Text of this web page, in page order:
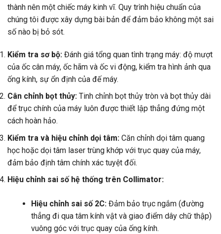
thành nên một chiếc máy kinh vĩ. Quy trình hiệu chuẩn của
chúng tôi được xây dựng bài bản để đảm bảo không một sai
số nào bị bỏ sót.
Kiểm tra sơ bộ: Đánh giá tổng quan tình trạng máy: độ mượt
của ốc cân máy, ốc hãm và ốc vi động, kiểm tra hình ảnh qua
ống kính, sự ổn định của đế máy.
Cân chỉnh bọt thủy: Tinh chỉnh bọt thủy tròn và bọt thủy dài
để trục chính của máy luôn được thiết lập thẳng đứng một
cách hoàn hảo.
Kiểm tra và hiệu chỉnh dọi tâm: Căn chỉnh dọi tâm quang
học hoặc dọi tâm laser trùng khớp với trục quay của máy,
đảm bảo định tâm chính xác tuyệt đối.
Hiệu chỉnh sai số hệ thống trên Collimator:
Hiệu chỉnh sai số 2C: Đảm bảo trục ngắm (đường
thẳng đi qua tâm kính vật và giao điểm dây chữ thập)
vuông góc với trục quay của ống kính.